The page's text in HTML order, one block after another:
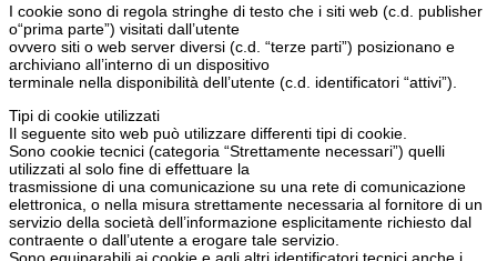
I cookie sono di regola stringhe di testo che i siti web (c.d. publisher
o“prima parte”) visitati dall’utente
ovvero siti o web server diversi (c.d. “terze parti”) posizionano e
archiviano all’interno di un dispositivo
terminale nella disponibilità dell’utente (c.d. identificatori “attivi”).
Tipi di cookie utilizzati
Il seguente sito web può utilizzare differenti tipi di cookie.
Sono cookie tecnici (categoria “Strettamente necessari”) quelli
utilizzati al solo fine di effettuare la
trasmissione di una comunicazione su una rete di comunicazione
elettronica, o nella misura strettamente necessaria al fornitore di un
servizio della società dell’informazione esplicitamente richiesto dal
contraente o dall’utente a erogare tale servizio.
Sono equiparabili ai cookie e agli altri identificatori tecnici anche i